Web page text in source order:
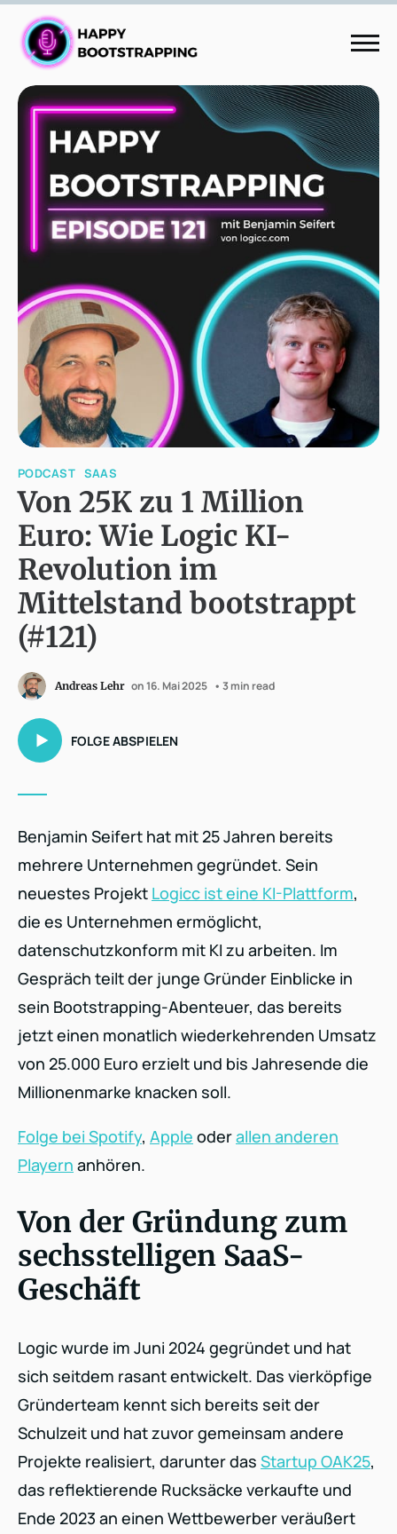
PODCAST SAAS
Von 25K zu 1 Million
Euro: Wie Logic KI-
Revolution im
Mittelstand bootstrappt
(#121)
Andreas Lehr on 16. Mai 2025 • 3 min read
FOLGE ABSPIELEN
Benjamin Seifert hat mit 25 Jahren bereits
mehrere Unternehmen gegründet. Sein
neuestes Projekt Logicc ist eine KI-Plattform,
die es Unternehmen ermöglicht,
datenschutzkonform mit KI zu arbeiten. Im
Gespräch teilt der junge Gründer Einblicke in
sein Bootstrapping-Abenteuer, das bereits
jetzt einen monatlich wiederkehrenden Umsatz
von 25.000 Euro erzielt und bis Jahresende die
Millionenmarke knacken soll.
Folge bei Spotify, Apple oderallen anderen
Playern anhören.
Von der Gründung zum
sechsstelligen SaaS-
Geschäft
Logic wurde im Juni 2024 gegründet und hat
sich seitdem rasant entwickelt. Das vierköpfige
Gründerteam kennt sich bereits seit der
Schulzeit und hat zuvor gemeinsam andere
Projekte realisiert, darunter das Startup OAK25,
das reflektierende Rucksäcke verkaufte und
Ende 2023 an einen Wettbewerber veräußert